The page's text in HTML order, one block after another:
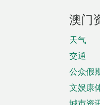
澳门
天气
交通
公众假
文娱康